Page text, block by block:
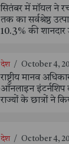
सितंबर में मॉयल ने
तक का सर्वश्रेष्ठ
10.3% की शानदार
देश / October 4,
राष्ट्रीय मानव
ऑनलाइन इंटर्नशिप
राज्यों के छात्रों ने
देश / October 4,